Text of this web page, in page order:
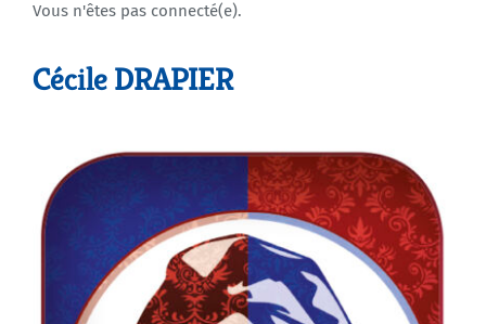
Agenda
Vous n'êtes pas connecté(e).
Cécile DRAPIER